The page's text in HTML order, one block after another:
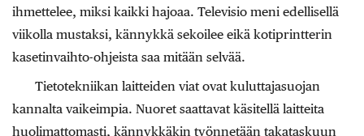
ihmettelee, miksi kaikki hajoaa. Televisio meni edellisellä
viikolla mustaksi, kännykkä sekoilee eikä kotiprintterin
kasetinvaihto-ohjeista saa mitään selvää.
Tietotekniikan laitteiden viat ovat kuluttajasuojan
kannalta vaikeimpia. Nuoret saattavat käsitellä laitteita
huolimattomasti, kännykkäkin työnnetään takataskuun